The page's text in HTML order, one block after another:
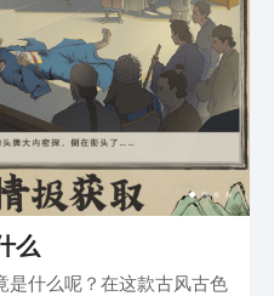
么
是什么呢？在这款古风古色